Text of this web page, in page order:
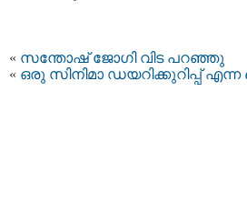
« സന്തോഷ്‌ ജോഗി വിട പറഞ്ഞു
« ഒരു സിനിമാ ഡയറിക്കുറിപ്പ്